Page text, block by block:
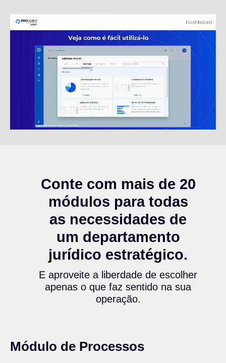
Conte com mais de 20
módulos para todas
as necessidades de
um departamento
jurídico estratégico.
E aproveite a liberdade de escolher
apenas o que faz sentido na sua
operação.
Módulo de Processos